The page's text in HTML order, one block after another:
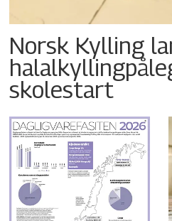
Norsk Kylling
skolestart